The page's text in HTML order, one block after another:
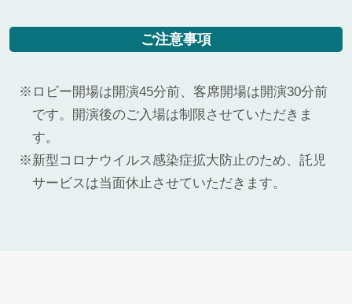
ご注意事項
ロビー開場は開演45分前、客席開場は開演30分前
です。開演後のご入場は制限させていただきま
す。
新型コロナウイルス感染症拡大防止のため、託児
サービスは当面休止させていただきます。